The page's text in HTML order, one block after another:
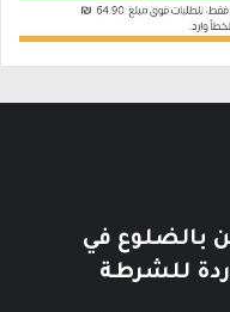
3 مشتبهين بالضلوع في
للشرطة